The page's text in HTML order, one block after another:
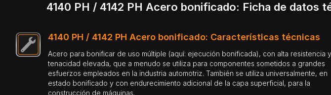
4140 PH / 4142 PH Acero bonificado: Ficha de datos
4140 PH / 4142 PH Acero bonificado: Características técnicas
Acero para bonificar de uso múltiple (aquí: ejecución bonificada), con alta resistencia y
tenacidad elevada, que a menudo se utiliza para componentes sometidos a grandes
esfuerzos empleados en la industria automotriz. También se utiliza universalmente, en
estado bonificado y con endurecimiento adicional de la capa superficial, para la
construcción de máquinas.